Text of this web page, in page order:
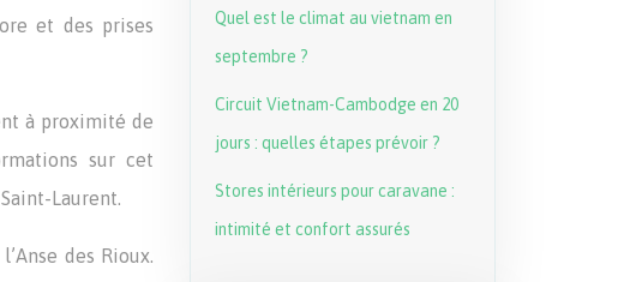
et des prises
à proximité de
sur cet
Laurent.
des Rioux.
Quel est le climat au vietnam en
septembre ?
Circuit Vietnam-Cambodge en 20
jours : quelles étapes prévoir ?
Stores intérieurs pour caravane :
intimité et confort assurés